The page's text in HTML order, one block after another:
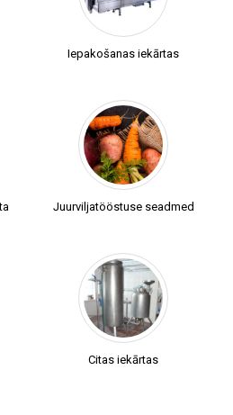
Iepakošanas iekārtas
Juurviljatööstuse seadmed
Citas iekārtas